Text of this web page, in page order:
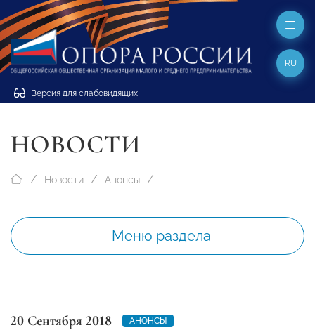
Версия для слабовидящих
RU
НОВОСТИ
Новости Анонсы
Меню раздела
20 Сентября 2018 АНОНСЫ